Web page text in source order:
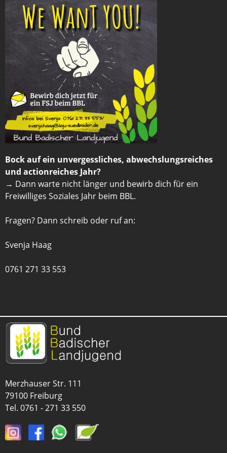
Bock auf ein unvergessliches, abwechslungsreiches
und actionreiches Jahr?
→ Dann warte nicht länger und bewirb dich für ein
Freiwilliges Soziales Jahr beim BBL.
Fragen? Dann schreib oder ruf an:
Svenja Haag
0761 271 33 553
Merzhauser Str. 111
79100 Freiburg
Tel. 0761 - 271 33 550